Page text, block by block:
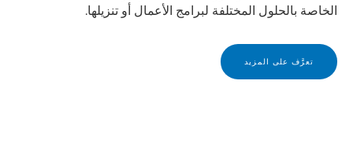
الخاصة بالحلول المختلفة لبرامج الأعمال أو تنزيلها.
تعرَّف على المزيد